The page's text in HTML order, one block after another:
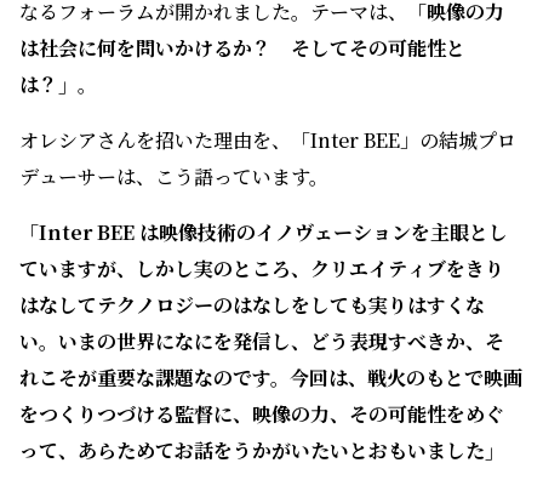
■なぜオレシアさんを招いたのか
17日、オレシアさんが国際会議場に登壇し、基調講演と
なるフォーラムが開かれました。テーマは、
オレシアさんを招いた理由を、「Inter BEE」の結城プロ
デューサーは、こう語っています。
「Inter BEE は映像技術のイノヴェーションを主眼とし
ていますが、しかし実のところ、クリエイティブをきり